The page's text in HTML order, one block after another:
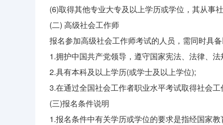
(6)取得其他专业大专及以上学历或学位，其从事
(二) 高级社会工作师
报名参加高级社会工作师考试的人员，需同时具备
1.拥护中国共产党领导，遵守国家宪法、法律、
2.具有本科及以上学历(或学士及以上学位);
3.在通过全国社会工作者职业水平考试取得社会工
(三)报名条件说明
1.报名条件中有关学历或学位的要求是指经国家